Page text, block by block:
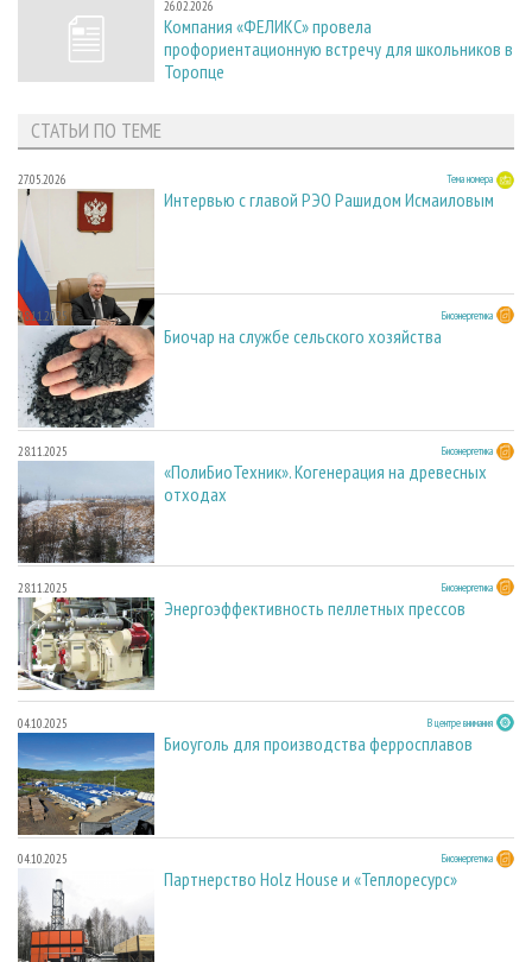
26.02.2026
Компания «ФЕЛИКС» провела
профориентационную встречу для школьников в
Торопце
СТАТЬИ ПО ТЕМЕ
27.05.2026 Тема номера
Интервью с главой РЭО Рашидом Исмаиловым
28.11.2025 Биоэнергетика
Биочар на службе сельского хозяйства
28.11.2025 Биоэнергетика
«ПолиБиоТехник». Когенерация на древесных
отходах
28.11.2025 Биоэнергетика
Энергоэффективность пеллетных прессов
04.10.2025 В центре внимания
Биоуголь для производства ферросплавов
04.10.2025 Биоэнергетика
Партнерство Holz House и «Теплоресурс»